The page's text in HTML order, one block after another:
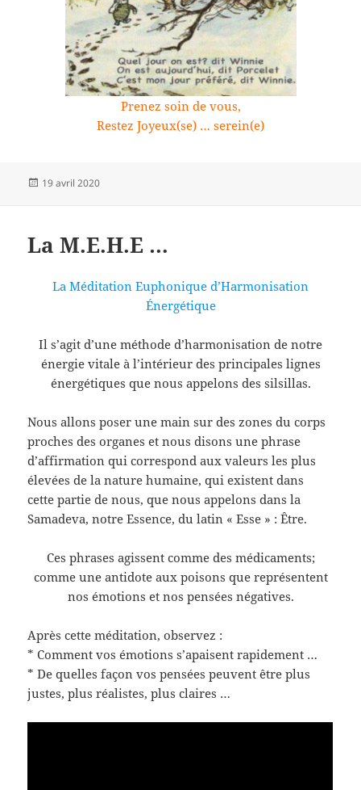
Prenez soin de vous,
Restez Joyeux(se) … serein(e)
Publié
19 avril 2020
La M.E.H.E …
La Méditation Euphonique d’Harmonisation
Énergétique
Il s’agit d’une méthode d’harmonisation de notre
énergie vitale à l’intérieur des principales lignes
énergétiques que nous appelons des silsillas.
Nous allons poser une main sur des zones du corps
proches des organes et nous disons une phrase
d’affirmation qui correspond aux valeurs les plus
élevées de la nature humaine, qui existent dans
cette partie de nous, que nous appelons dans la
Samadeva, notre Essence, du latin « Esse » : Être.
Ces phrases agissent comme des médicaments;
comme une antidote aux poisons que représentent
nos émotions et nos pensées négatives.
Après cette méditation, observez :
* Comment vos émotions s’apaisent rapidement …
* De quelles façon vos pensées peuvent être plus
justes, plus réalistes, plus claires …